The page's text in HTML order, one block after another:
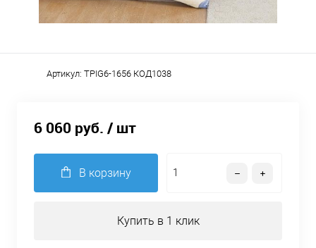
Артикул: TPIG6-1656 КОД1038
6 060 руб. / шт
В корзину
Купить в 1 клик